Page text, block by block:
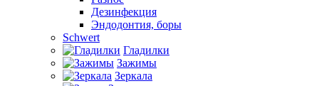
Дезинфекция
Эндодонтия, боры
Schwert
Гладилки
Зажимы
Зеркала